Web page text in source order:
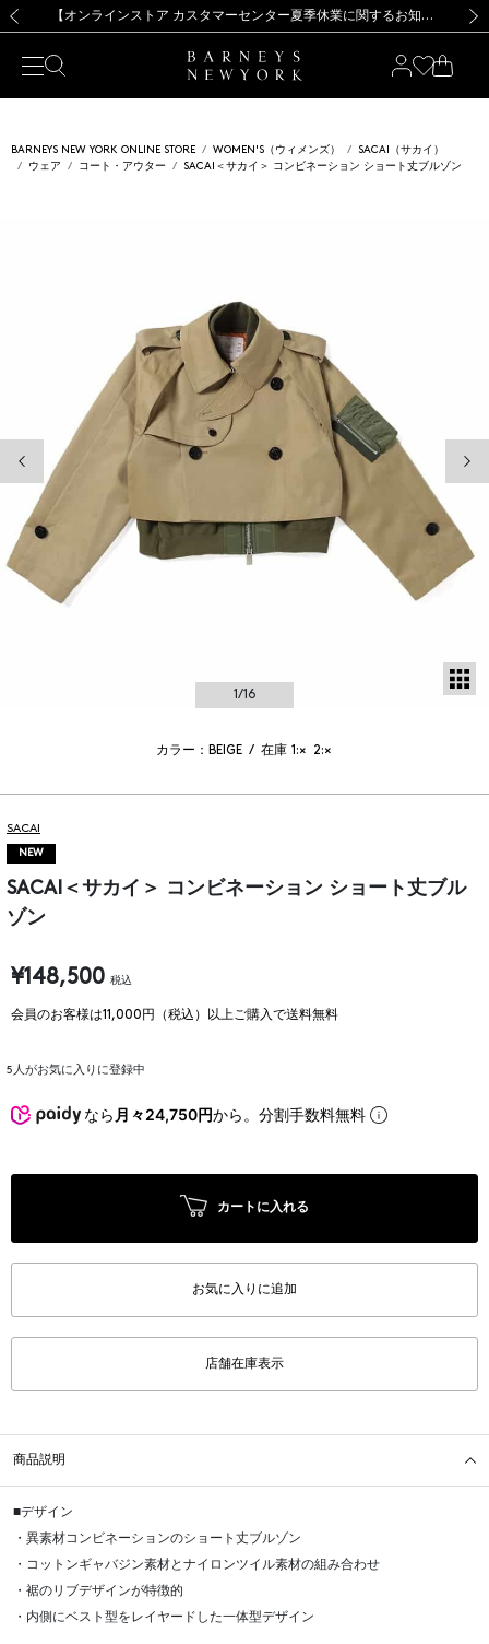
新規登録のお客様も対象！＜MY BARNEYS＞会員のお客様は11,000円（税込）以上のお買上げで常時送料無料！お買い物の際は会員登録を！
【夏季休業に伴う出荷一時停止のお知らせ】(2026.8.7) 【オンラインストア カスタマーセンター夏季休業に関するお知らせ】（2026.8.7）
【夏季休業に伴う返品・交換承り一時停止のお知らせ】（2026.8.5）
熊本県を中心とした地震の影響によるお荷物のお届けについて
【開催中】SUMMER SALEのご案内・ご注意事項 新規登録のお客様も対象！＜MY BARNEYS＞会員のお客様は11,000円（税込）以上のお買上げで常時送料無料！お買い物の際は会員登録を！
【夏季休業に伴う出荷一時停止のお知らせ】(2026.8.7)
BARNEYS NEW YORK ONLINE STORE WOMEN'S（ウィメンズ）
SACAI（サカイ）
ウェア
コート・アウター SACAI＜サカイ＞ コンビネーション ショート丈ブルゾン
前の画像
1/16
カラー：BEIGE / 在庫 1:× 2:×
SACAI
NEW
SACAI＜サカイ＞ コンビネーション ショート丈ブル
ゾン
¥148,500 税込
会員のお客様は11,000円（税込）以上ご購入で送料無料
5 人がお気に入りに登録中
なら 月々24,750円から。分割手数料無料
カートに入れる
お気に入りに追加
店舗在庫表示
商品説明
■デザイン
・異素材コンビネーションのショート丈ブルゾン
・コットンギャバジン素材とナイロンツイル素材の組み合わせ
・裾のリブデザインが特徴的
・内側にベスト型をレイヤードした一体型デザイン